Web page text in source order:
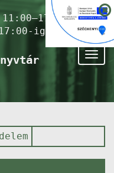
11:00–17:00
ig)